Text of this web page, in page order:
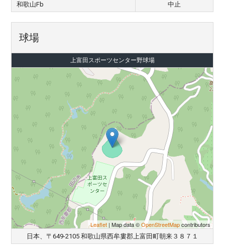
和歌山Fb
中止
球場
上富田スポーツセンター野球場
Leaflet | Map data ©OpenStreetMapcontributors
日本、〒649-2105 和歌山県西牟婁郡上富田町朝来３８７１